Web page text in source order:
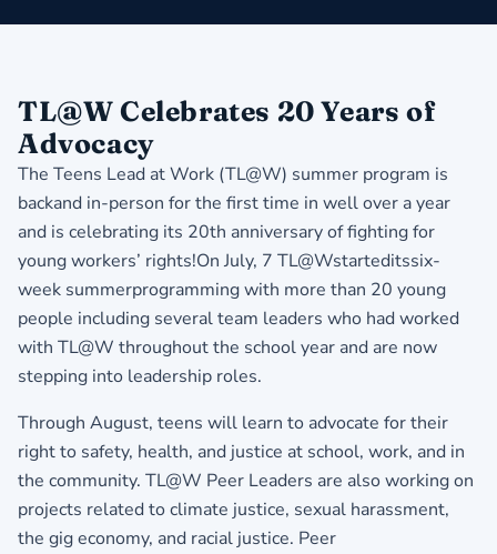
TL@W Celebrates 20 Years of
Advocacy
The Teens Lead at Work (TL@W) summer program is
backand in-person for the first time in well over a year
and is celebrating its 20th anniversary of fighting for
young workers’ rights!On July, 7 TL@Wstarteditssix-
week summerprogramming with more than 20 young
people including several team leaders who had worked
with TL@W throughout the school year and are now
stepping into leadership roles.
Through August, teens will learn to advocate for their
right to safety, health, and justice at school, work, and in
the community. TL@W Peer Leaders are also working on
projects related to climate justice, sexual harassment,
the gig economy, and racial justice. Peer